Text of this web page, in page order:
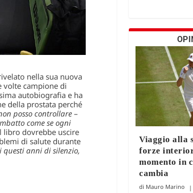
nella sua nuova
volte campione di
autobiografia e ha
della prostata perché
posso controllare –
come se ogni
libro dovrebbe uscire
di salute durante
anni di silenzio,
Viaggio alla
forze
momento in
cambia
Mauro Marino